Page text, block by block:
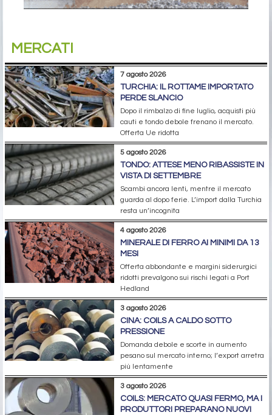
MERCATI
7 agosto 2026
TURCHIA: IL ROTTAME IMPORTATO
PERDE SLANCIO
Dopo il rimbalzo di fine luglio, acquisti più
cauti e tondo debole frenano il mercato.
Offerta Ue ridotta
5 agosto 2026
TONDO: ATTESE MENO RIBASSISTE IN
VISTA DI SETTEMBRE
Scambi ancora lenti, mentre il mercato
guarda al dopo ferie. L’import dalla Turchia
resta un’incognita
4 agosto 2026
MINERALE DI FERRO AI MINIMI DA 13
MESI
Offerta abbondante e margini siderurgici
ridotti prevalgono sui rischi legati a Port
Hedland
3 agosto 2026
CINA: COILS A CALDO SOTTO
PRESSIONE
Domanda debole e scorte in aumento
pesano sul mercato interno; l’export arretra
più lentamente
3 agosto 2026
COILS: MERCATO QUASI FERMO, MA I
PRODUTTORI PREPARANO NUOVI